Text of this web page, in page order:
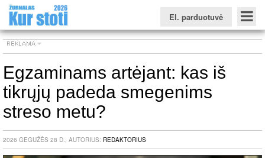
El. parduotuvė
Konkursinio balo skaičiuoklė Žurnalas KUR STOTI Žurnalas KUO BŪTI
FORUMAS Naujienos Svarbiausios datos
Kolegijų sritis
Egzaminams artėjant: kas iš
tikrųjų padeda smegenims
streso metu?
2026 GEGUŽĖS 28 D., AUTORIUS: REDAKTORIUS